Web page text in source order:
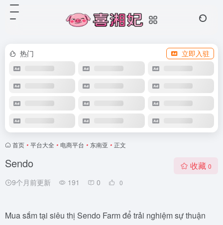
热门 立即入驻
首页 • 平台大全 • 电商平台 • 东南亚 • 正文
Sendo
9个月前更新 191 0 0
收藏 0
Mua sắm tại siêu thị Sendo Farm để trải nghiệm sự thuận